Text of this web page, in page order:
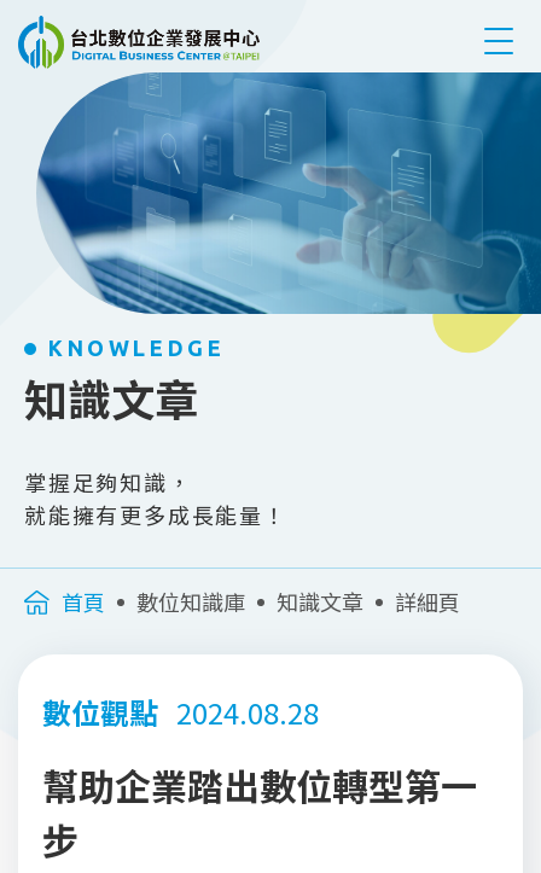
跳到主要內容
KNOWLEDGE
知識文章
掌握足夠知識，
就能擁有更多成長能量！
首頁 數位知識庫 知識文章 詳細頁
數位觀點 2024.08.28
幫助企業踏出數位轉型第一
步